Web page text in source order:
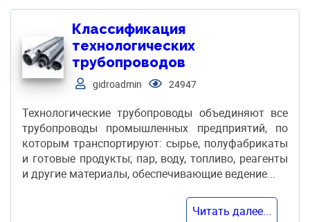
Классификация
технологических
трубопроводов
gidroadmin 24947
Технологические трубопроводы объединяют все
трубопроводы промышленных предприятий, по
которым транспортируют: сырье, полуфабрикаты
и готовые продукты; пар, воду, топливо, реагенты
и другие материалы, обеспечивающие ведение...
Читать далее...